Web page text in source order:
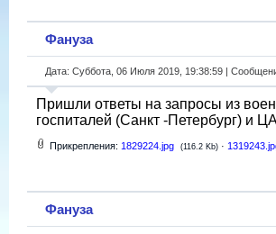
Фануза
Дата: Суббота, 06 Июля 2019, 19:38:59 |
Пришли ответы на запросы из
госпиталей (Санкт -Петербург) и
Прикрепления: 1829224.jpg (116.2 Kb) ·
Фануза